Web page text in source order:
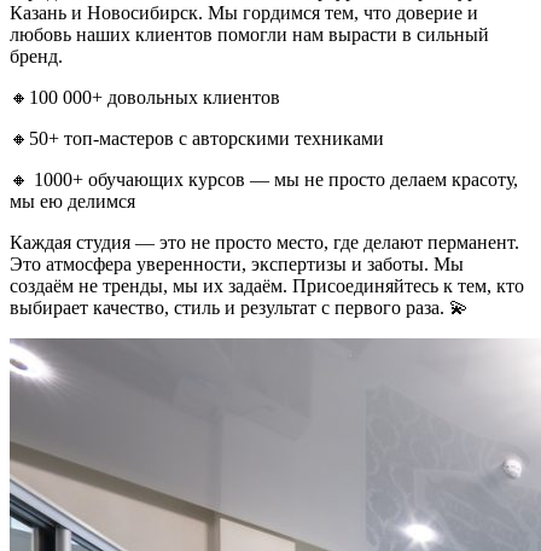
Казань и Новосибирск. Мы гордимся тем, что доверие и
любовь наших клиентов помогли нам вырасти в сильный
бренд.
🔸100 000+ довольных клиентов
🔸50+ топ-мастеров с авторскими техниками
🔸 1000+ обучающих курсов — мы не просто делаем красоту,
мы ею делимся
Каждая студия — это не просто место, где делают перманент.
Это атмосфера уверенности, экспертизы и заботы. Мы
создаём не тренды, мы их задаём. Присоединяйтесь к тем, кто
выбирает качество, стиль и результат с первого раза. 💫